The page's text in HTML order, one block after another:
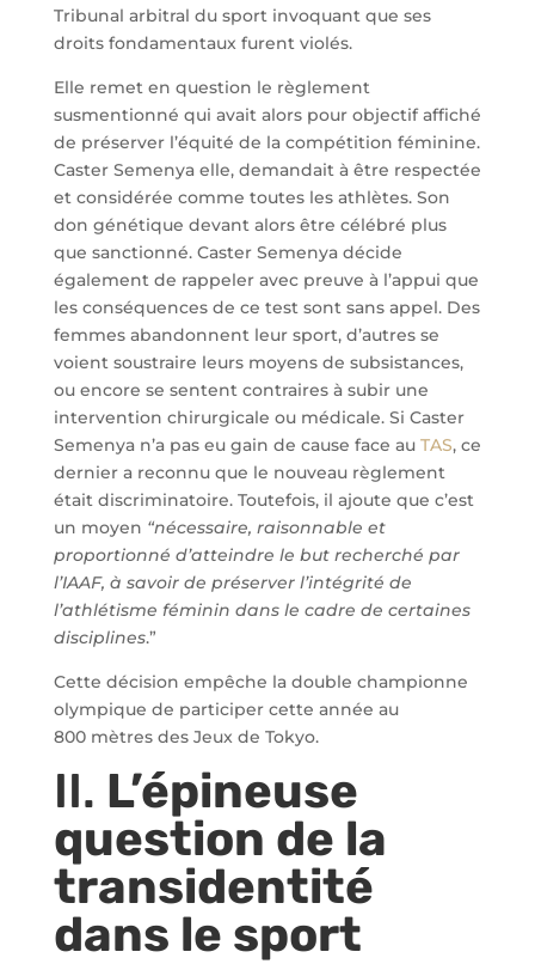
Tribunal arbitral du sport invoquant que ses
droits fondamentaux furent violés.
Elle remet en question le règlement
susmentionné qui avait alors pour objectif affiché
de préserver l’équité de la compétition féminine.
Caster Semenya elle, demandait à être respectée
et considérée comme toutes les athlètes. Son
don génétique devant alors être célébré plus
que sanctionné. Caster Semenya décide
également de rappeler avec preuve à l’appui que
les conséquences de ce test sont sans appel. Des
femmes abandonnent leur sport, d’autres se
voient soustraire leurs moyens de subsistances,
ou encore se sentent contraires à subir une
intervention chirurgicale ou médicale. Si Caster
Semenya n’a pas eu gain de cause face au TAS, ce
dernier a reconnu que le nouveau règlement
était discriminatoire. Toutefois, il ajoute que c’est
un moyen “nécessaire, raisonnable et
proportionné d’atteindre le but recherché par
l’IAAF, à savoir de préserver l’intégrité de
l’athlétisme féminin dans le cadre de certaines
disciplines.”
Cette décision empêche la double championne
olympique de participer cette année au
800 mètres des Jeux de Tokyo.
II. L’épineuse
question de la
transidentité
dans le sport